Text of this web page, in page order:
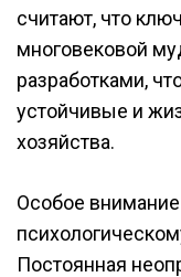
считают, что
многовековой
разработками,
устойчивые и
хозяйства.
Особое
Постоянная